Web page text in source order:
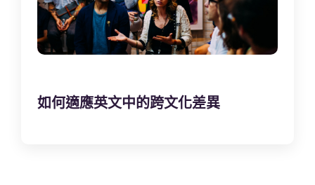
如何適應英文中的跨文化差異